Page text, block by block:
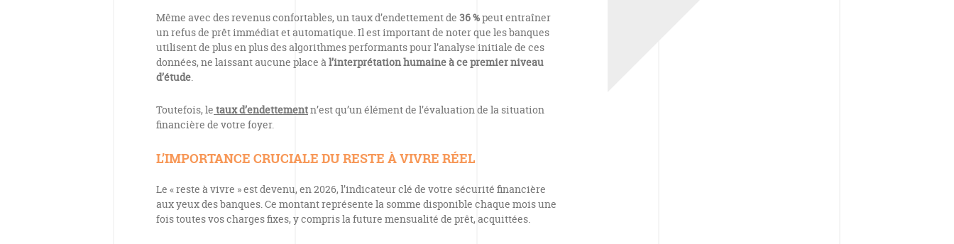
Même avec des revenus confortables, un taux d’endettement de 36 %peut entraîner
un refus de prêt immédiat et automatique. Il est important de noter que les banques
utilisent de plus en plus des algorithmes performants pour l’analyse initiale de ces
données, ne laissant aucune place àl’interprétation humaine à ce premier niveau
d’étude.
Toutefois, le taux d’endettementn’est qu’un élément de l’évaluation de la situation
financière de votre foyer.
L’IMPORTANCE CRUCIALE DU RESTE À VIVRE RÉEL
Le « reste à vivre » est devenu, en 2026, l’indicateur clé de votre sécurité financière
aux yeux des banques. Ce montant représente la somme disponible chaque mois une
fois toutes vos charges fixes, y compris la future mensualité de prêt, acquittées.